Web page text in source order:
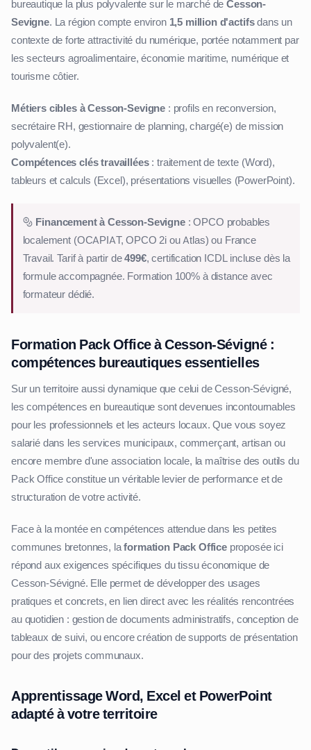
bureautique la plus polyvalente sur le marché deCesson-
Sevigne. La région compte environ 1,5 million d'actifsdans un
contexte de forte attractivité du numérique, portée notamment par
les secteurs agroalimentaire, économie maritime, numérique et
tourisme côtier.
Métiers cibles à Cesson-Sevigne : profils en reconversion,
secrétaire RH, gestionnaire de planning, chargé(e) de mission
polyvalent(e).
Compétences clés travaillées: traitement de texte (Word),
tableurs et calculs (Excel), présentations visuelles (PowerPoint).
Financement à Cesson-Sevigne: OPCO probables
localement (OCAPIAT, OPCO 2i ou Atlas) ou France
Travail. Tarif à partir de499€, certification ICDL incluse dès la
formule accompagnée. Formation 100% à distance avec
formateur dédié.
Formation Pack Office à Cesson-Sévigné :
compétences bureautiques essentielles
Sur un territoire aussi dynamique que celui de Cesson-Sévigné,
les compétences en bureautique sont devenues incontournables
pour les professionnels et les acteurs locaux. Que vous soyez
salarié dans les services municipaux, commerçant, artisan ou
encore membre d'une association locale, la maîtrise des outils du
Pack Office constitue un véritable levier de performance et de
structuration de votre activité.
Face à la montée en compétences attendue dans les petites
communes bretonnes, laformation Pack Officeproposée ici
répond aux exigences spécifiques du tissu économique de
Cesson-Sévigné. Elle permet de développer des usages
pratiques et concrets, en lien direct avec les réalités rencontrées
au quotidien : gestion de documents administratifs, conception de
tableaux de suivi, ou encore création de supports de présentation
pour des projets communaux.
Apprentissage Word, Excel et PowerPoint
adapté à votre territoire